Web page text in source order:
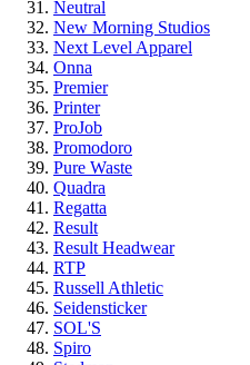
Neutral
New Morning Studios
Next Level Apparel
Onna
Premier
Printer
ProJob
Promodoro
Pure Waste
Quadra
Regatta
Result
Result Headwear
RTP
Russell Athletic
Seidensticker
SOL'S
Spiro